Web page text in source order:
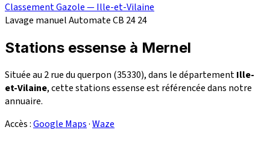
Classement Gazole — Ille-et-Vilaine
Lavage manuelAutomate CB 2424
Stations essense à Mernel
Située au 2 rue du querpon (35330), dans le départementIlle-
et-Vilaine, cette stations essense est référencée dans notre
annuaire.
Accès :Google Maps·Waze